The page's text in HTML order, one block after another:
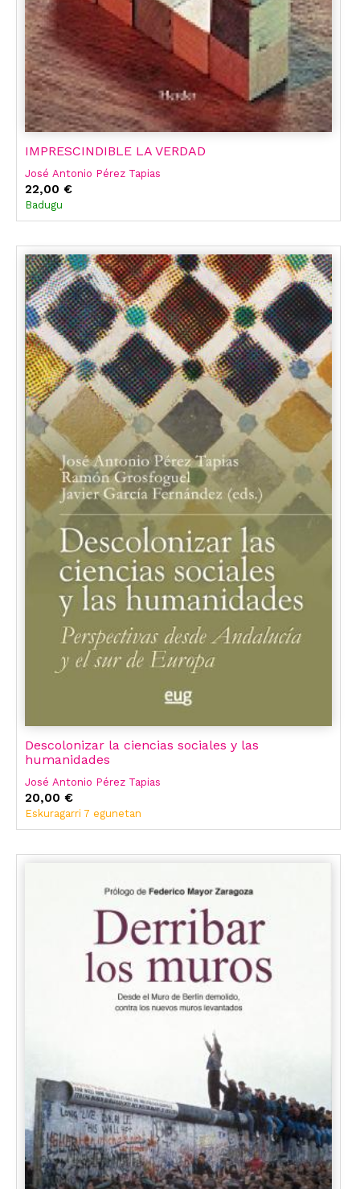
IMPRESCINDIBLE LA VERDAD
José Antonio Pérez Tapias
22,00 €
Badugu
Descolonizar la ciencias sociales y las
humanidades
José Antonio Pérez Tapias
20,00 €
Eskuragarri 7 egunetan